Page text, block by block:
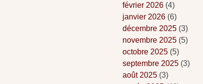
février 2026 (4)
janvier 2026 (6)
décembre 2025 (3)
novembre 2025 (5)
octobre 2025 (5)
septembre 2025 (3)
août 2025 (3)